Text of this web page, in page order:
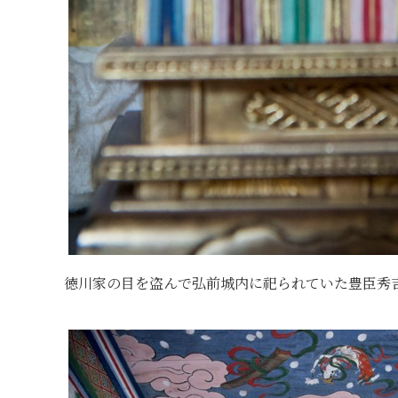
徳川家の目を盗んで弘前城内に祀られていた豊臣秀